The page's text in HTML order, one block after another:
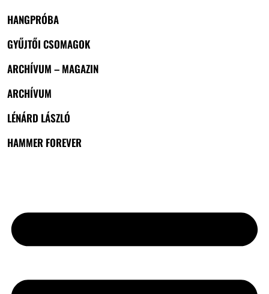
HANGPRÓBA
GYŰJTŐI CSOMAGOK
ARCHÍVUM – MAGAZIN
ARCHÍVUM
LÉNÁRD LÁSZLÓ
HAMMER FOREVER